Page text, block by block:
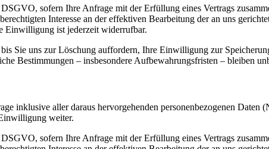
sofern Ihre Anfrage mit der Erfüllung eines Vertrags
Interesse an der effektiven Bearbeitung der an uns
Einwilligung ist jederzeit widerrufbar.
Sie uns zur Löschung auffordern, Ihre Einwilligung zur
Bestimmungen – insbesondere Aufbewahrungsfristen – bleiben
inklusive aller daraus hervorgehenden personenbezogenen Daten
weiter.
sofern Ihre Anfrage mit der Erfüllung eines Vertrags